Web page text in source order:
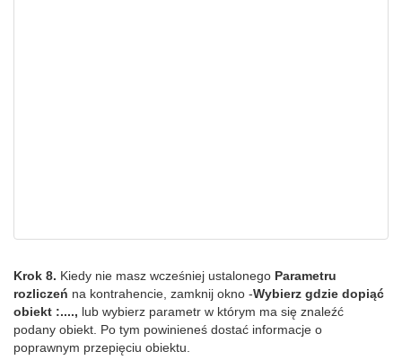
Krok 8. Kiedy nie masz wcześniej ustalonego Parametru
rozliczeń na kontrahencie, zamknij okno -Wybierz gdzie dopiąć
obiekt :...., lub wybierz parametr w którym ma się znaleźć
podany obiekt. Po tym powinieneś dostać informacje o
poprawnym przepięciu obiektu.